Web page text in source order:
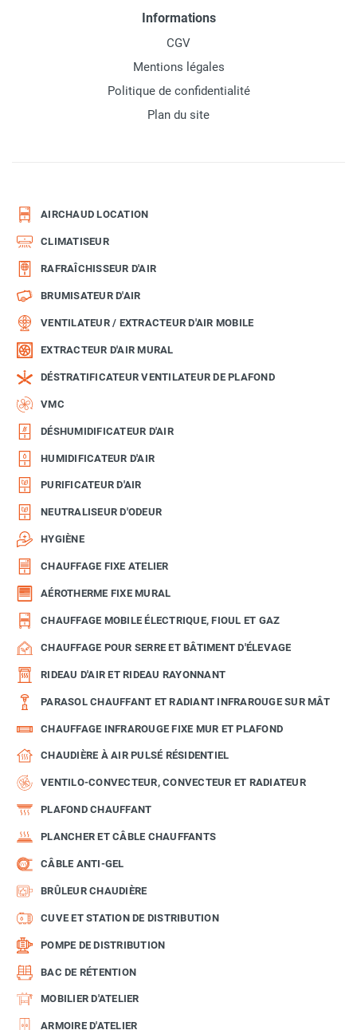
Informations
CGV
Mentions légales
Politique de confidentialité
Plan du site
AIRCHAUD LOCATION
CLIMATISEUR
RAFRAÎCHISSEUR D'AIR
BRUMISATEUR D'AIR
VENTILATEUR / EXTRACTEUR D'AIR MOBILE
EXTRACTEUR D'AIR MURAL
DÉSTRATIFICATEUR VENTILATEUR DE PLAFOND
VMC
DÉSHUMIDIFICATEUR D'AIR
HUMIDIFICATEUR D'AIR
PURIFICATEUR D'AIR
NEUTRALISEUR D'ODEUR
HYGIÈNE
CHAUFFAGE FIXE ATELIER
AÉROTHERME FIXE MURAL
CHAUFFAGE MOBILE ÉLECTRIQUE, FIOUL ET GAZ
CHAUFFAGE POUR SERRE ET BÂTIMENT D'ÉLEVAGE
RIDEAU D'AIR ET RIDEAU RAYONNANT
PARASOL CHAUFFANT ET RADIANT INFRAROUGE SUR MÂT
CHAUFFAGE INFRAROUGE FIXE MUR ET PLAFOND
CHAUDIÈRE À AIR PULSÉ RÉSIDENTIEL
VENTILO-CONVECTEUR, CONVECTEUR ET RADIATEUR
PLAFOND CHAUFFANT
PLANCHER ET CÂBLE CHAUFFANTS
CÂBLE ANTI-GEL
BRÛLEUR CHAUDIÈRE
CUVE ET STATION DE DISTRIBUTION
POMPE DE DISTRIBUTION
BAC DE RÉTENTION
MOBILIER D'ATELIER
ARMOIRE D'ATELIER